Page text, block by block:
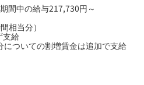
間中の給与217,730円～
相当分）
支給
ついての割増賃金は追加で支給